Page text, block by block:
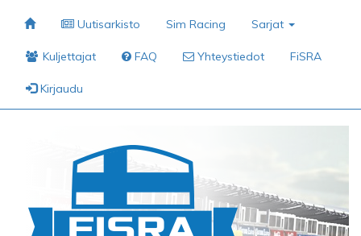
Uutisarkisto Sim Racing Sarjat
Kuljettajat FAQ Yhteystiedot FiSRA
Kirjaudu